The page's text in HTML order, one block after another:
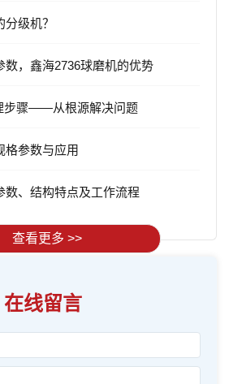
级机？
数，鑫海2736球磨机的优势
步骤——从根源解决问题
格参数与应用
数、结构特点及工作流程
查看更多 >>
在线留言